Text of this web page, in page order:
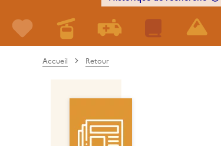
Accueil Retour